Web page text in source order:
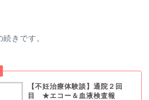
きです。
【不妊治療体験談】通院２回
目 ★エコー＆血液検査報